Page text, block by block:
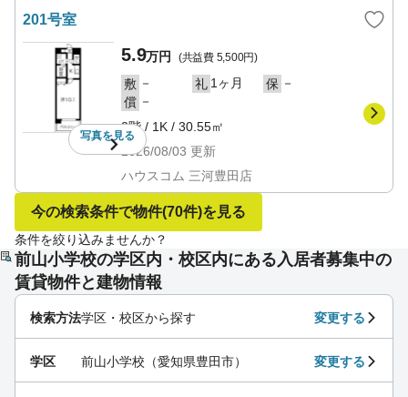
201号室
写真を見る
5.9万円 (共益費 5,500円)
敷 － 礼 1ヶ月 保 －
償 －
2階/ 1K / 30.55㎡
2026/08/03 更新
ハウスコム 三河豊田店
今の検索条件で物件(70件)を見る
条件を絞り込みませんか？
前山小学校の学区内・校区内にある入居者募集中の
賃貸物件と建物情報
検索方法学区・校区から探す 変更する
学区 前山小学校（愛知県豊田市） 変更する